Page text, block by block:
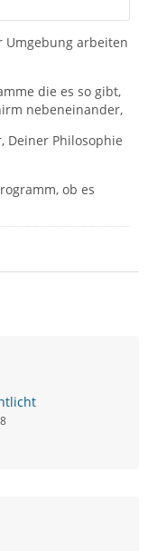
Umgebung arbeiten
die es so gibt,
nebeneinander,
Deiner Philosophie
ob es